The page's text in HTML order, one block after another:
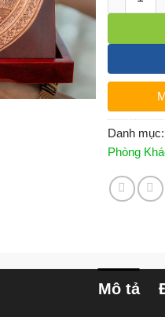
Danh mục:
Phòng
Mô tả